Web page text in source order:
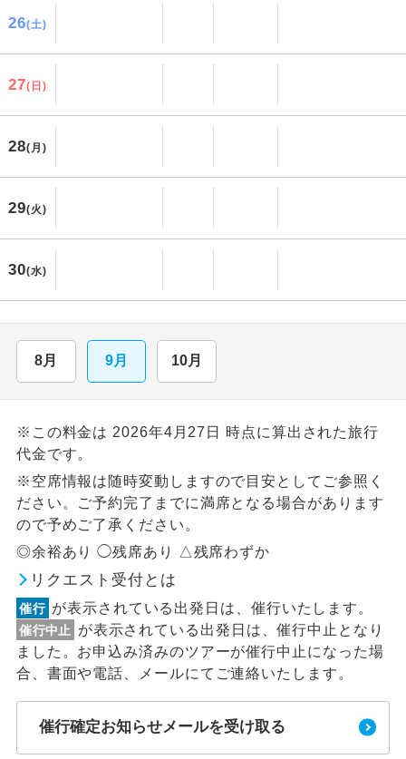
26(土)
27(日)
28(月)
29(火)
30(水)
8月 9月 10月
※この料金は 2026年4月27日 時点に算出された旅行
代金です。
※空席情報は随時変動しますので目安としてご参照く
ださい。ご予約完了までに満席となる場合があります
ので予めご了承ください。
◎余裕あり ◯残席あり △残席わずか
リクエスト受付とは
催行 が表示されている出発日は、催行いたします。
催行中止
が表示されている出発日は、催行中止となり
ました。お申込み済みのツアーが催行中止になった場
合、書面や電話、メールにてご連絡いたします。
催行確定お知らせメールを受け取る